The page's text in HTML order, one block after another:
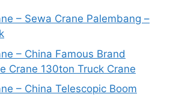
– Sewa Crane Palembang –
– China Famous Brand
Crane 130ton Truck Crane
– China Telescopic Boom